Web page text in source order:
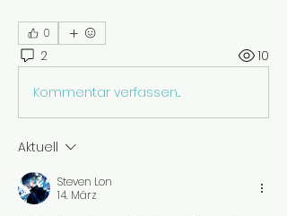
0
2 10
Kommentar verfassen...
Aktuell
Steven Lon
14. März